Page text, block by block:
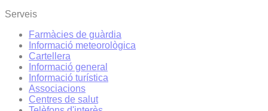
Serveis
Farmàcies de guàrdia
Informació meteorològica
Cartellera
Informació general
Informació turística
Associacions
Centres de salut